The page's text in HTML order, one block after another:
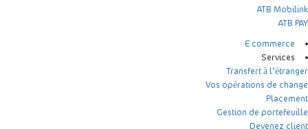
ATB Mobilink
ATB PAY
E commerce
Services
Transfert à l’étranger
Vos opérations de change
Placement
Gestion de portefeuille
Devenez client